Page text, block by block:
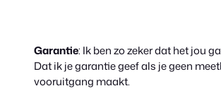
Garantie: Ik ben zo zeker dat het jou
Dat ik je garantie geef als je geen
vooruitgang maakt.